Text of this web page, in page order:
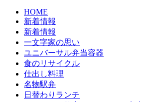
HOME
新着情報
新着情報
一文字家の思い
ユニバーサル弁当容器
食のリサイクル
仕出し料理
名物駅弁
日替わりランチ